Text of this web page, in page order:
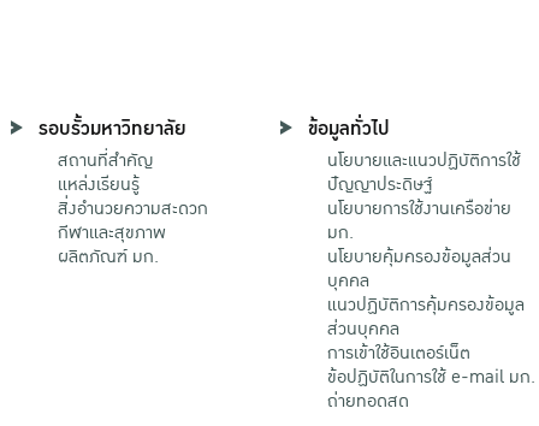
รอบรั้วมหาวิทยาลัย
สถานที่สำคัญ
แหล่งเรียนรู้
สิ่งอำนวยความสะดวก
กีฬาและสุขภาพ
ผลิตภัณฑ์ มก.
ข้อมูลทั่วไป
นโยบายและแนวปฏิบัติการใช้
ปัญญาประดิษฐ์
นโยบายการใช้งานเครือข่าย
มก.
นโยบายคุ้มครองข้อมูลส่วน
บุคคล
แนวปฏิบัติการคุ้มครองข้อมูล
ส่วนบุคคล
การเข้าใช้อินเตอร์เน็ต
ข้อปฏิบัติในการใช้ e-mail มก.
ถ่ายทอดสด